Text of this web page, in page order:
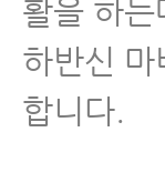
안 되
- 허리
않으
활을 하
하반신
합니다.